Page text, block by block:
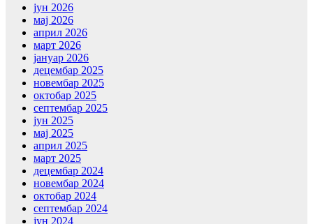
јун 2026
мај 2026
април 2026
март 2026
јануар 2026
децембар 2025
новембар 2025
октобар 2025
септембар 2025
јун 2025
мај 2025
април 2025
март 2025
децембар 2024
новембар 2024
октобар 2024
септембар 2024
јун 2024